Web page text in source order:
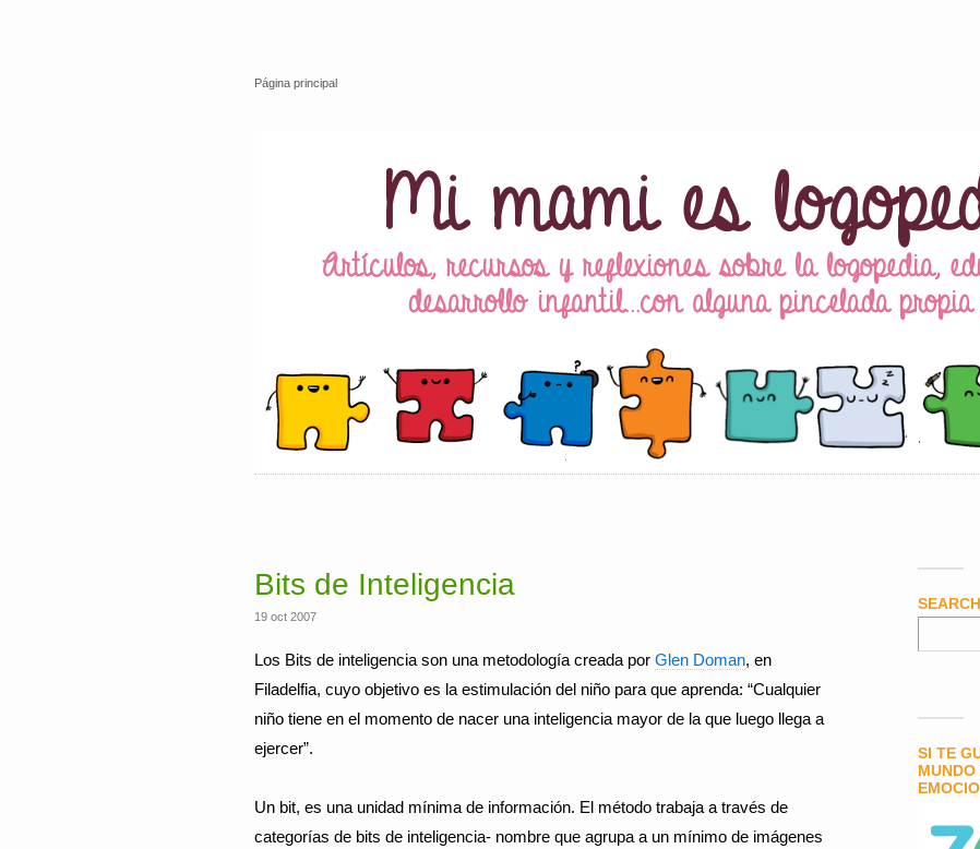
Página principal
Bits de Inteligencia
19 oct 2007
Los Bits de inteligencia son una metodología creada por Glen Doman, en
Filadelfia, cuyo objetivo es la estimulación del niño para que aprenda: “Cualquier
niño tiene en el momento de nacer una inteligencia mayor de la que luego llega a
ejercer”.
Un bit, es una unidad mínima de información. El método trabaja a través de
categorías de bits de inteligencia- nombre que agrupa a un mínimo de imágenes
SEARCH
SI TE